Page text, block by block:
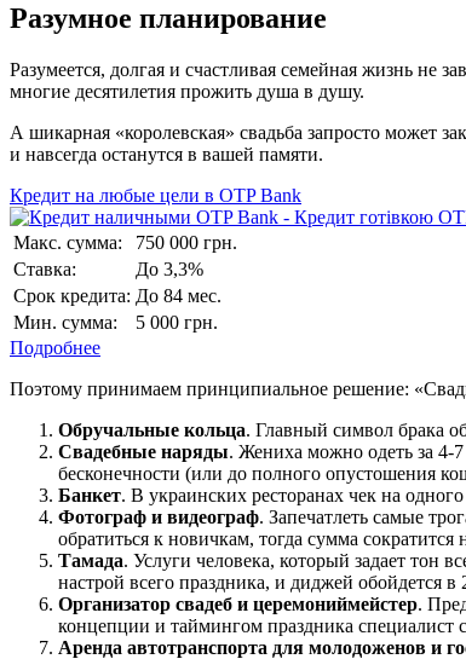
Разумное планирование
Разумеется, долгая и счастливая семейная жизнь не
многие десятилетия прожить душа в душу.
А шикарная «королевская» свадьба запросто может
и навсегда останутся в вашей памяти.
Кредит на любые цели в OTP Bank
Макс. сумма:
750 000 грн.
Ставка:
До 3,3%
Срок кредита: До 84 мес.
Мин. сумма:
5 000 грн.
Подробнее
Поэтому принимаем принципиальное решение:
Обручальные кольца. Главный символ брака
Свадебные наряды. Жениха можно одеть за 4-
бесконечности (или до полного опустошения
Банкет. В украинских ресторанах чек на одного
Фотограф и видеограф. Запечатлеть самые
обратиться к новичкам, тогда сумма сократится
Тамада. Услуги человека, который задает тон
настрой всего праздника, и диджей обойдется в
Организатор свадеб и церемониймейстер.
концепции и таймингом праздника специалист
Аренда автотранспорта для молодоженов и